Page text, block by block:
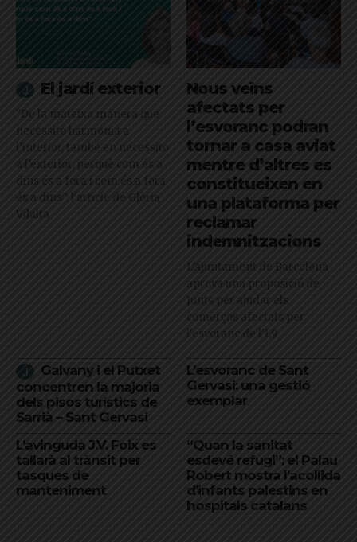
El jardí exterior
"De la mateixa manera que
necessito harmonia a
l’interior, també en necessito
a l’exterior, perquè com és a
dins és a fora i com és a fora
és a dins": l'article de Glòria
Vilalta
Nous veïns
afectats per
l’esvoranc podran
tornar a casa aviat
mentre d’altres es
constitueixen en
una plataforma per
reclamar
indemnitzacions
L’Ajuntament de Barcelona
aprova una proposició de
Junts per ajudar els
comerços afectats per
l'esvoranc de l'L9
Galvany i el Putxet
concentren la majoria
dels pisos turístics de
Sarrià – Sant Gervasi
L’esvoranc de Sant
Gervasi: una gestió
exemplar
L’avinguda J.V. Foix es
tallarà al trànsit per
tasques de
manteniment
“Quan la sanitat
esdevé refugi”: el Palau
Robert mostra l’acollida
d’infants palestins en
hospitals catalans